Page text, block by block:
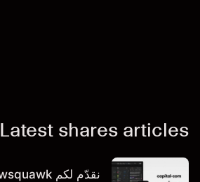
Latest shares articles